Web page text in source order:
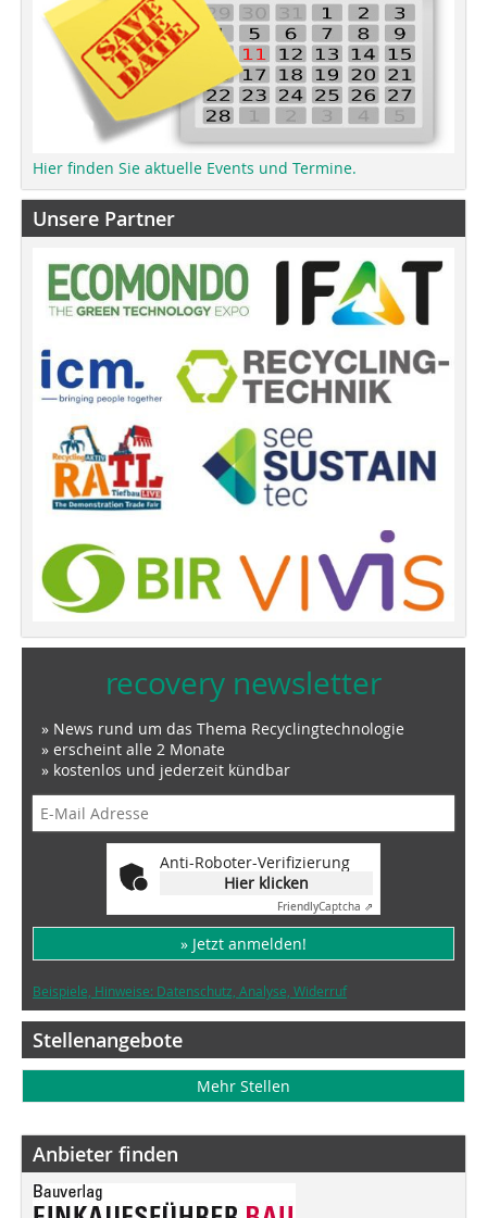
Hier finden Sie aktuelle Events und Termine.
Unsere Partner
recovery newsletter
» News rund um das Thema Recyclingtechnologie
» erscheint alle 2 Monate
» kostenlos und jederzeit kündbar
Anti-Roboter-Verifizierung
Hier klicken
FriendlyCaptcha ⇗
» Jetzt anmelden!
Beispiele, Hinweise: Datenschutz, Analyse, Widerruf
Stellenangebote
Mehr Stellen
Anbieter finden